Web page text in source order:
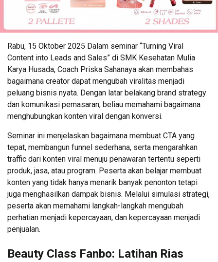
Rabu, 15 Oktober 2025 Dalam seminar “Turning Viral
Content into Leads and Sales” di SMK Kesehatan Mulia
Karya Husada, Coach Priska Sahanaya akan membahas
bagaimana creator dapat mengubah viralitas menjadi
peluang bisnis nyata. Dengan latar belakang brand strategy
dan komunikasi pemasaran, beliau memahami bagaimana
menghubungkan konten viral dengan konversi.
Seminar ini menjelaskan bagaimana membuat CTA yang
tepat, membangun funnel sederhana, serta mengarahkan
traffic dari konten viral menuju penawaran tertentu seperti
produk, jasa, atau program. Peserta akan belajar membuat
konten yang tidak hanya menarik banyak penonton tetapi
juga menghasilkan dampak bisnis. Melalui simulasi strategi,
peserta akan memahami langkah-langkah mengubah
perhatian menjadi kepercayaan, dan kepercayaan menjadi
penjualan.
Beauty Class Fanbo: Latihan Rias